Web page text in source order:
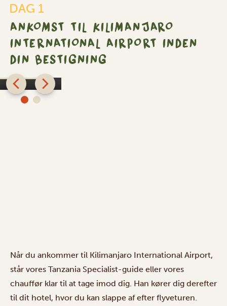
DAG 1
ANKOMST TIL KILIMANJARO
INTERNATIONAL AIRPORT INDEN
DIN BESTIGNING
Kilimanjaro
International
Airport
inden
din
bestigning
Når du ankommer til Kilimanjaro International Airport,
står vores Tanzania Specialist-guide eller vores
chauffør klar til at tage imod dig. Han kører dig derefter
til dit hotel, hvor du kan slappe af efter flyveturen.